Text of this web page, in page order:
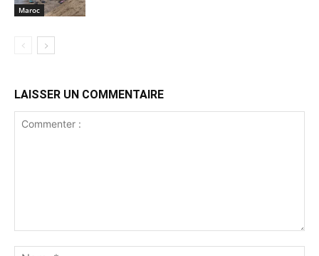
Maroc
LAISSER UN COMMENTAIRE